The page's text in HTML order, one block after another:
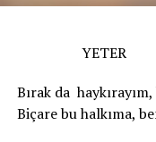
YETER
Bırak da
Biçare bu halkıma,